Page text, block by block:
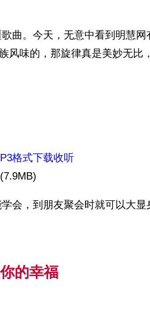
曲。今天，无意中看到明慧网
风味的，那旋律真是美妙无比
格式下载收听
会，到朋友聚会时就可以大显
的幸福